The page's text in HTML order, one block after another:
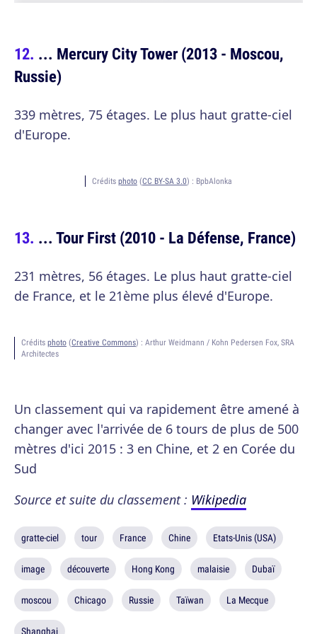
... Mercury City Tower (2013 - Moscou,
Russie)
339 mètres, 75 étages. Le plus haut gratte-ciel
d'Europe.
Crédits photo (CC BY-SA 3.0) : BpbAlonka
... Tour First (2010 - La Défense, France)
231 mètres, 56 étages. Le plus haut gratte-ciel
de France, et le 21ème plus élevé d'Europe.
Crédits photo (Creative Commons) : Arthur Weidmann / Kohn Pedersen Fox, SRA
Architectes
Un classement qui va rapidement être amené à
changer avec l'arrivée de 6 tours de plus de 500
mètres d'ici 2015 : 3 en Chine, et 2 en Corée du
Sud
Source et suite du classement : Wikipedia
gratte-ciel tour France Chine Etats-Unis (USA)
image découverte Hong Kong malaisie Dubaï
moscou Chicago Russie Taïwan La Mecque
Shanghai